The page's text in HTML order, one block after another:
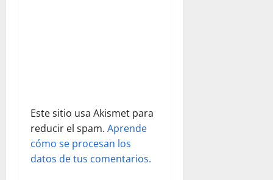
d
a
s
Este sitio usa Akismet para
reducir el spam. Aprende
cómo se procesan los
datos de tus comentarios.